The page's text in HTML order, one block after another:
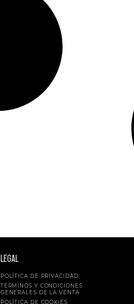
LEGAL
POLÍTICA DE PRIVACIDAD
TÉRMINOS Y CONDICIONES
GENERALES DE LA VENTA
POLÍTICA DE COOKIES